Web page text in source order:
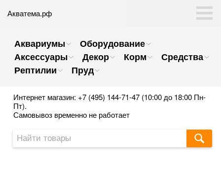
Акватема.рф
Аквариумы
Оборудование
Аксессуары
Декор Корм
Средства
Рептилии
Пруд
Интернет магазин: +7 (495) 144-71-47 (10:00 до 18:00 Пн-
Пт).
Самовывоз временно не работает